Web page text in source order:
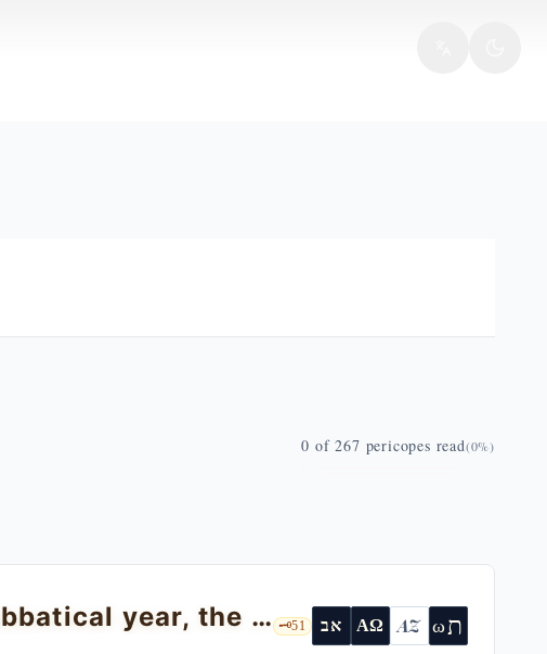
0 of 267 pericopes read(0%)
The Covenant Code: justice, the sabbatical year, the guiding angel — Ex 23:1-33 🗝️51 אב ΑΩ AZ ωת